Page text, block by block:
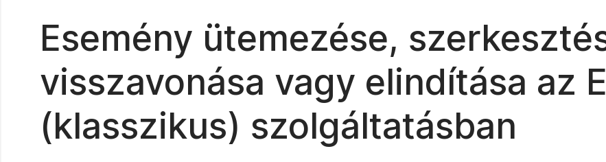
Esemény ütemezése,
visszavonása vagy elindítása az
(klasszikus) szolgáltatásban